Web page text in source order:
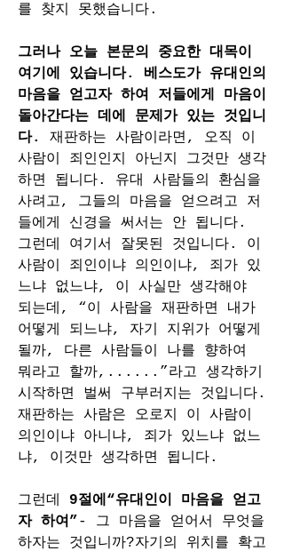
를 찾지 못했습니다.
그러나 오늘 본문의 중요한 대목이
여기에 있습니다. 베스도가 유대인의
마음을 얻고자 하여 저들에게 마음이
돌아간다는 데에 문제가 있는 것입니
다. 재판하는 사람이라면, 오직 이
사람이 죄인인지 아닌지 그것만 생각
하면 됩니다. 유대 사람들의 환심을
사려고, 그들의 마음을 얻으려고 저
들에게 신경을 써서는 안 됩니다.
그런데 여기서 잘못된 것입니다. 이
사람이 죄인이냐 의인이냐, 죄가 있
느냐 없느냐, 이 사실만 생각해야
되는데, “이 사람을 재판하면 내가
어떻게 되느냐, 자기 지위가 어떻게
될까, 다른 사람들이 나를 향하여
뭐라고 할까,......”라고 생각하기
시작하면 벌써 구부러지는 것입니다.
재판하는 사람은 오로지 이 사람이
의인이냐 아니냐, 죄가 있느냐 없느
냐, 이것만 생각하면 됩니다.
그런데 9절에“유대인이 마음을 얻고
자 하여” - 그 마음을 얻어서 무엇을
하자는 것입니까?자기의 위치를 확고